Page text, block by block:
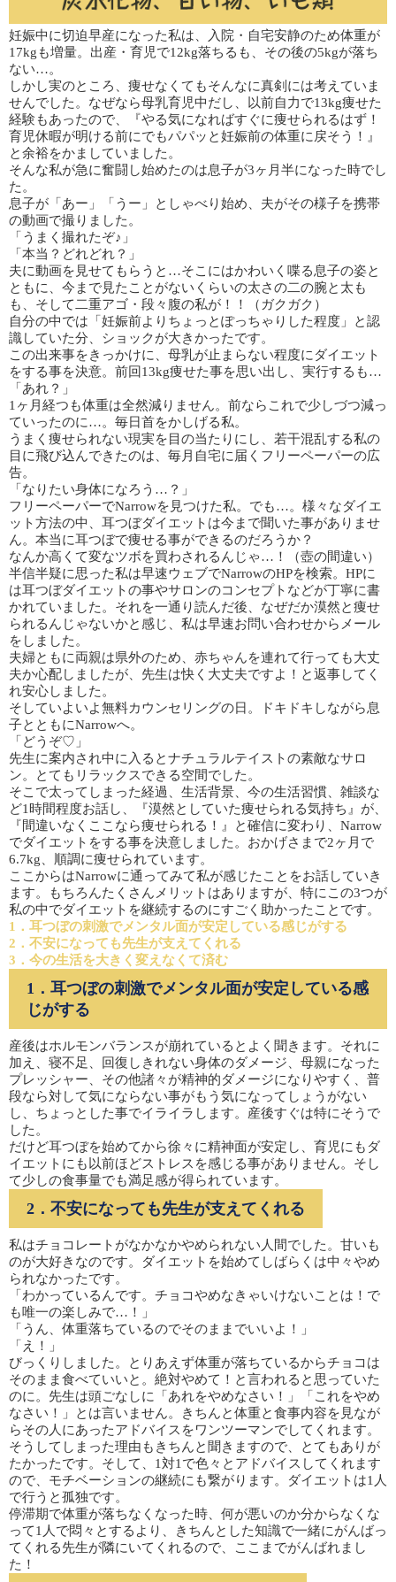
妊娠中に切迫早産になった私は、入院・自宅安静のため体重が
17kgも増量。出産・育児で12kg落ちるも、その後の5kgが落ち
ない…。
しかし実のところ、痩せなくてもそんなに真剣には考えていま
せんでした。なぜなら母乳育児中だし、以前自力で13kg痩せた
経験もあったので、『やる気になればすぐに痩せられるはず！
育児休暇が明ける前にでもパパッと妊娠前の体重に戻そう！』
と余裕をかましていました。
そんな私が急に奮闘し始めたのは息子が3ヶ月半になった時でし
た。
息子が「あー」「うー」としゃべり始め、夫がその様子を携帯
の動画で撮りました。
「うまく撮れたぞ♪」
「本当？どれどれ？」
夫に動画を見せてもらうと…そこにはかわいく喋る息子の姿と
ともに、今まで見たことがないくらいの太さの二の腕と太も
も、そして二重アゴ・段々腹の私が！！（ガクガク）
自分の中では「妊娠前よりちょっとぽっちゃりした程度」と認
識していた分、ショックが大きかったです。
この出来事をきっかけに、母乳が止まらない程度にダイエット
をする事を決意。前回13kg痩せた事を思い出し、実行するも…
「あれ？」
1ヶ月経つも体重は全然減りません。前ならこれで少しづつ減っ
ていったのに…。毎日首をかしげる私。
うまく痩せられない現実を目の当たりにし、若干混乱する私の
目に飛び込んできたのは、毎月自宅に届くフリーペーパーの広
告。
「なりたい身体になろう…？」
フリーペーパーでNarrowを見つけた私。でも…。様々なダイエ
ット方法の中、耳つぼダイエットは今まで聞いた事がありませ
ん。本当に耳つぼで痩せる事ができるのだろうか？
なんか高くて変なツボを買わされるんじゃ…！（壺の間違い）
半信半疑に思った私は早速ウェブでNarrowのHPを検索。HPに
は耳つぼダイエットの事やサロンのコンセプトなどが丁寧に書
かれていました。それを一通り読んだ後、なぜだか漠然と痩せ
られるんじゃないかと感じ、私は早速お問い合わせからメール
をしました。
夫婦ともに両親は県外のため、赤ちゃんを連れて行っても大丈
夫か心配しましたが、先生は快く大丈夫ですよ！と返事してく
れ安心しました。
そしていよいよ無料カウンセリングの日。ドキドキしながら息
子とともにNarrowへ。
「どうぞ♡」
先生に案内され中に入るとナチュラルテイストの素敵なサロ
ン。とてもリラックスできる空間でした。
そこで太ってしまった経過、生活背景、今の生活習慣、雑談な
ど1時間程度お話し、『漠然としていた痩せられる気持ち』が、
『間違いなくここなら痩せられる！』と確信に変わり、Narrow
でダイエットをする事を決意しました。おかげさまで2ヶ月で
6.7kg、順調に痩せられています。
ここからはNarrowに通ってみて私が感じたことをお話していき
ます。もちろんたくさんメリットはありますが、特にこの3つが
私の中でダイエットを継続するのにすごく助かったことです。
1．耳つぼの刺激でメンタル面が安定している感じがする
2．不安になっても先生が支えてくれる
3．今の生活を大きく変えなくて済む
1．耳つぼの刺激でメンタル面が安定している感
じがする
産後はホルモンバランスが崩れているとよく聞きます。それに
加え、寝不足、回復しきれない身体のダメージ、母親になった
プレッシャー、その他諸々が精神的ダメージになりやすく、普
段なら対して気にならない事がもう気になってしょうがない
し、ちょっとした事でイライラします。産後すぐは特にそうで
した。
だけど耳つぼを始めてから徐々に精神面が安定し、育児にもダ
イエットにも以前ほどストレスを感じる事がありません。そし
て少しの食事量でも満足感が得られています。
2．不安になっても先生が支えてくれる
私はチョコレートがなかなかやめられない人間でした。甘いも
のが大好きなのです。ダイエットを始めてしばらくは中々やめ
られなかったです。
「わかっているんです。チョコやめなきゃいけないことは！で
も唯一の楽しみで…！」
「うん、体重落ちているのでそのままでいいよ！」
「え！」
びっくりしました。とりあえず体重が落ちているからチョコは
そのまま食べていいと。絶対やめて！と言われると思っていた
のに。先生は頭ごなしに「あれをやめなさい！」「これをやめ
なさい！」とは言いません。きちんと体重と食事内容を見なが
らその人にあったアドバイスをワンツーマンでしてくれます。
そうしてしまった理由もきちんと聞きますので、とてもありが
たかったです。そして、1対1で色々とアドバイスしてくれます
ので、モチベーションの継続にも繋がります。ダイエットは1人
で行うと孤独です。
停滞期で体重が落ちなくなった時、何が悪いのか分からなくな
って1人で悶々とするより、きちんとした知識で一緒にがんばっ
てくれる先生が隣にいてくれるので、ここまでがんばれまし
た！